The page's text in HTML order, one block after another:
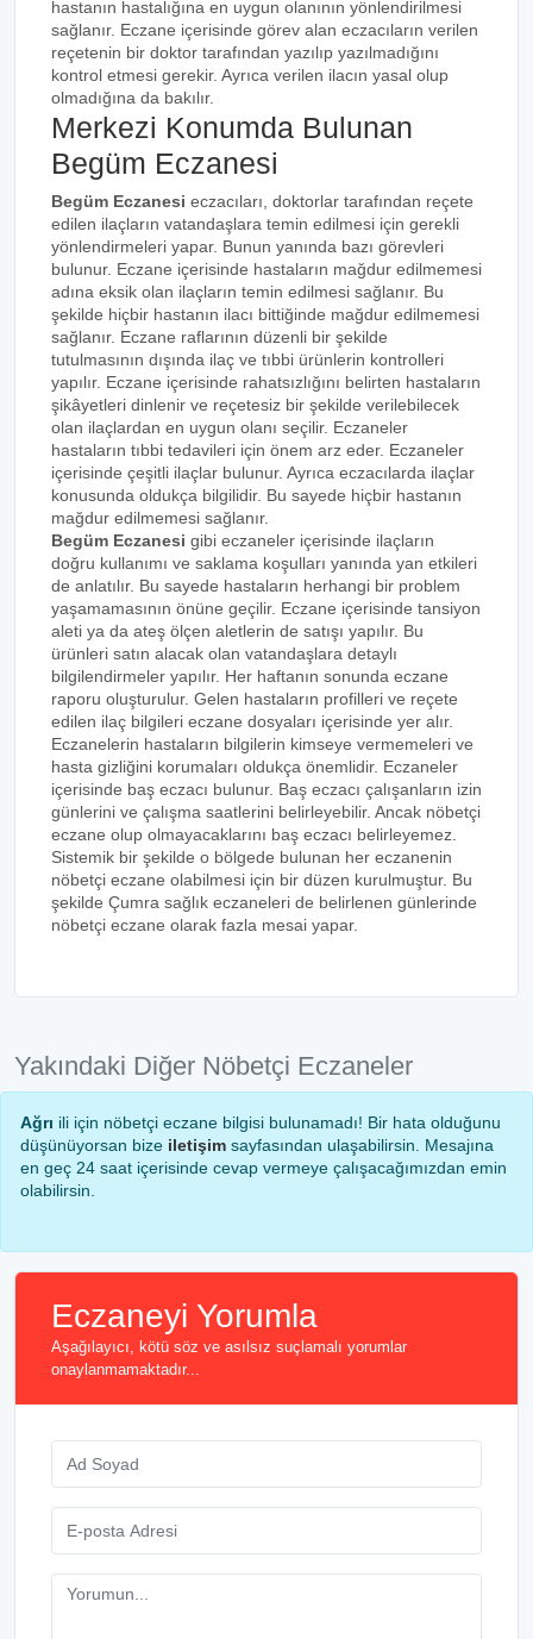
hastanın hastalığına en uygun olanının yönlendirilmesi
sağlanır. Eczane içerisinde görev alan eczacıların verilen
reçetenin bir doktor tarafından yazılıp yazılmadığını
kontrol etmesi gerekir. Ayrıca verilen ilacın yasal olup
olmadığına da bakılır.
Merkezi Konumda Bulunan
Begüm Eczanesi
Begüm Eczanesi eczacıları, doktorlar tarafından reçete
edilen ilaçların vatandaşlara temin edilmesi için gerekli
yönlendirmeleri yapar. Bunun yanında bazı görevleri
bulunur. Eczane içerisinde hastaların mağdur edilmemesi
adına eksik olan ilaçların temin edilmesi sağlanır. Bu
şekilde hiçbir hastanın ilacı bittiğinde mağdur edilmemesi
sağlanır. Eczane raflarının düzenli bir şekilde
tutulmasının dışında ilaç ve tıbbi ürünlerin kontrolleri
yapılır. Eczane içerisinde rahatsızlığını belirten hastaların
şikâyetleri dinlenir ve reçetesiz bir şekilde verilebilecek
olan ilaçlardan en uygun olanı seçilir. Eczaneler
hastaların tıbbi tedavileri için önem arz eder. Eczaneler
içerisinde çeşitli ilaçlar bulunur. Ayrıca eczacılarda ilaçlar
konusunda oldukça bilgilidir. Bu sayede hiçbir hastanın
mağdur edilmemesi sağlanır.
Begüm Eczanesi gibi eczaneler içerisinde ilaçların
doğru kullanımı ve saklama koşulları yanında yan etkileri
de anlatılır. Bu sayede hastaların herhangi bir problem
yaşamamasının önüne geçilir. Eczane içerisinde tansiyon
aleti ya da ateş ölçen aletlerin de satışı yapılır. Bu
ürünleri satın alacak olan vatandaşlara detaylı
bilgilendirmeler yapılır. Her haftanın sonunda eczane
raporu oluşturulur. Gelen hastaların profilleri ve reçete
edilen ilaç bilgileri eczane dosyaları içerisinde yer alır.
Eczanelerin hastaların bilgilerin kimseye vermemeleri ve
hasta gizliğini korumaları oldukça önemlidir. Eczaneler
içerisinde baş eczacı bulunur. Baş eczacı çalışanların izin
günlerini ve çalışma saatlerini belirleyebilir. Ancak nöbetçi
eczane olup olmayacaklarını baş eczacı belirleyemez.
Sistemik bir şekilde o bölgede bulunan her eczanenin
nöbetçi eczane olabilmesi için bir düzen kurulmuştur. Bu
şekilde Çumra sağlık eczaneleri de belirlenen günlerinde
nöbetçi eczane olarak fazla mesai yapar.
Yakındaki Diğer Nöbetçi Eczaneler
Ağrı ili için nöbetçi eczane bilgisi bulunamadı! Bir hata olduğunu
düşünüyorsan bize iletişim sayfasından ulaşabilirsin. Mesajına
en geç 24 saat içerisinde cevap vermeye çalışacağımızdan emin
olabilirsin.
Eczaneyi Yorumla
Aşağılayıcı, kötü söz ve asılsız suçlamalı yorumlar
onaylanmamaktadır...